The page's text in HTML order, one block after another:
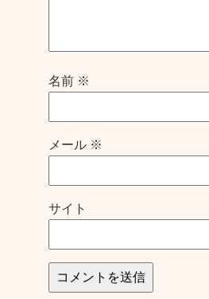
名前 ※
メール ※
サイト